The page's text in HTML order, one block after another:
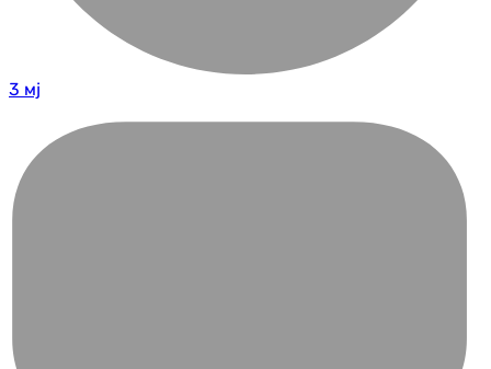
3 мј